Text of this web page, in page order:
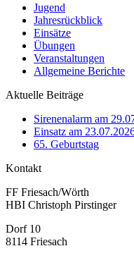
Jugend
Jahresrückblick
Einsätze
Übungen
Veranstaltungen
Allgemeine Berichte
Aktuelle Beiträge
Sirenenalarm am
Einsatz am
65. Geburtstag
Kontakt
FF Friesach/Wörth
HBI Christoph Pirstinger
Dorf 10
8114 Friesach